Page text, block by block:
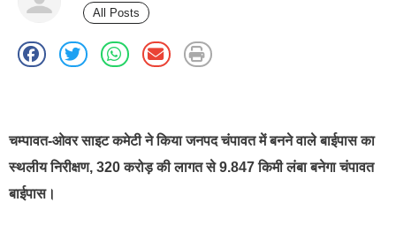
All Posts
चम्पावत-ओवर साइट कमेटी ने किया जनपद चंपावत में बनने वाले बाईपास का
स्थलीय निरीक्षण, 320 करोड़ की लागत से 9.847 किमी लंबा बनेगा चंपावत
बाईपास।